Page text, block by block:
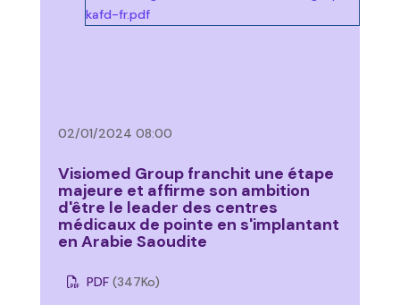
02/01/2024 08:00
Visiomed Group franchit une étape
majeure et affirme son ambition
d'être le leader des centres
médicaux de pointe en s'implantant
en Arabie Saoudite
PDF (347Ko)